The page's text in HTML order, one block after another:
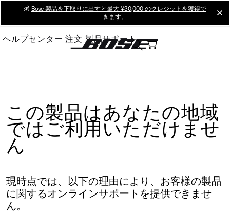
Main
💰 Bose 製品を下取りに出すと最大 ¥30,000 のクレジットを獲得で
きます。
ヘルプセンター 注文 製品サポート
この製品はあなたの地域
ではご利用いただけませ
ん
現時点では、以下の理由により、お客様の製品
に関するオンラインサポートを提供できませ
ん。